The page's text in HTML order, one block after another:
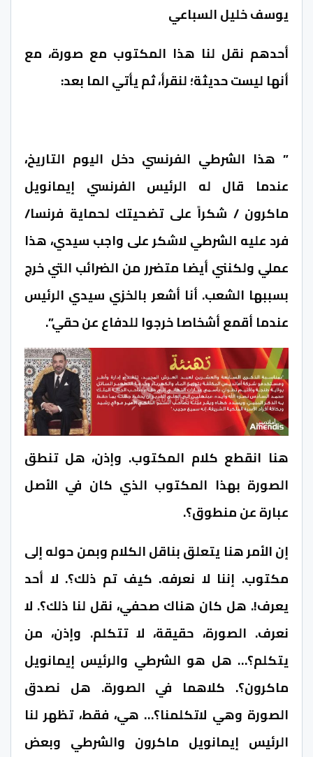
يوسف خليل السباعي
أحدهم نقل لنا هذا المكتوب مع صورة، مع
أنها ليست حديثة؛ لنقرأ، ثم يأتي الما بعد:
” هذا الشرطي الفرنسي دخل اليوم التاريخ،
عندما قال له الرئيس الفرنسي إيمانويل
ماكرون / شكراً على تضحيتك لحماية فرنسا/
فرد عليه الشرطي لاشكر على واجب سيدي، هذا
عملي ولكنني أيضا متضرر من الضرائب التي خرج
بسببها الشعب. أنا أشعر بالخزي سيدي الرئيس
عندما أقمع أشخاصا خرجوا للدفاع عن حقي”.
هنا انقطع كلام المكتوب. وإذن، هل تنطق
الصورة بهذا المكتوب الذي كان في الأصل
عبارة عن منطوق؟.
إن الأمر هنا يتعلق بناقل الكلام وبمن حوله إلى
مكتوب. إننا لا نعرفه. كيف تم ذلك؟. لا أحد
يعرف!. هل كان هناك صحفي، نقل لنا ذلك؟. لا
نعرف. الصورة، حقيقة، لا تتكلم. وإذن، من
يتكلم؟… هل هو الشرطي والرئيس إيمانويل
ماكرون؟. كلاهما في الصورة. هل نصدق
الصورة وهي لاتكلمنا؟… هي، فقط، تظهر لنا
الرئيس إيمانويل ماكرون والشرطي وبعض